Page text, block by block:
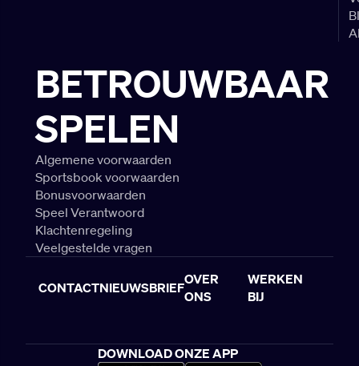
BETROUWBAAR
SPELEN
Algemene voorwaarden
Sportsbook voorwaarden
Bonusvoorwaarden
Speel Verantwoord
Klachtenregeling
Veelgestelde vragen
CONTACTNIEUWSBRIEF
OVER
ONS
WERKEN
BIJ
DOWNLOAD ONZE APP